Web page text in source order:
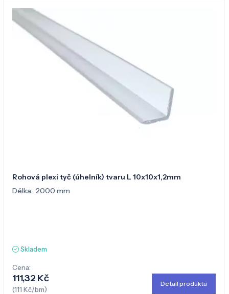
Rohová plexi tyč (úhelník) tvaru L 10x10x1,2mm
Délka: 2000 mm
Skladem
Cena:
111,32 Kč
(111 Kč/bm)
Detail produktu